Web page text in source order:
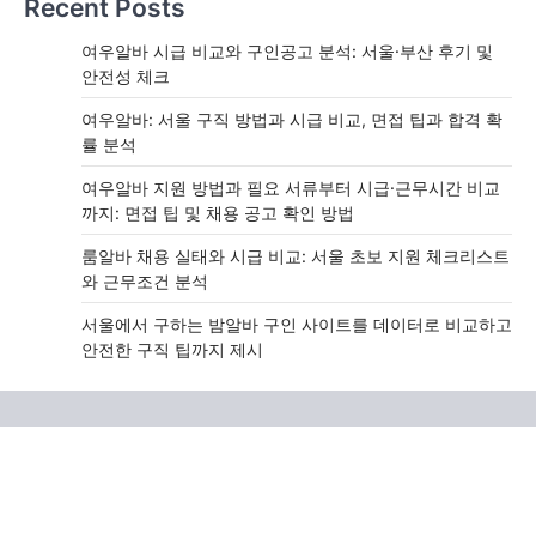
Recent Posts
여우알바 시급 비교와 구인공고 분석: 서울·부산 후기 및
안전성 체크
여우알바: 서울 구직 방법과 시급 비교, 면접 팁과 합격 확
률 분석
여우알바 지원 방법과 필요 서류부터 시급·근무시간 비교
까지: 면접 팁 및 채용 공고 확인 방법
룸알바 채용 실태와 시급 비교: 서울 초보 지원 체크리스트
와 근무조건 분석
서울에서 구하는 밤알바 구인 사이트를 데이터로 비교하고
안전한 구직 팁까지 제시